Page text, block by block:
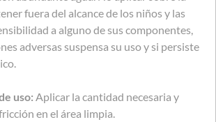
fuera del alcance de los niños y las
a alguno de sus componentes,
adversas suspensa su uso y si persiste
uso: Aplicar la cantidad necesaria y
en el área limpia.